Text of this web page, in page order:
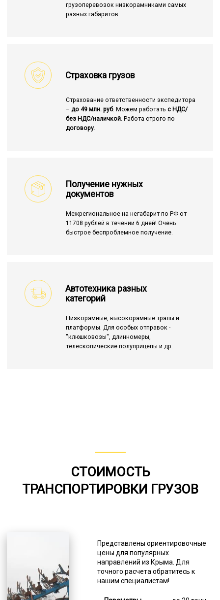
грузоперевозок низкорамниками самых
разных габаритов.
Страховка грузов
Страхование ответственности экспедитора
– до 49 млн. руб. Можем работать с НДС/
без НДС/наличкой. Работа строго по
договору.
Получение нужных
документов
Межрегиональное на негабарит по РФ от
11708 рублей в течении 6 дней! Очень
быстрое беспроблемное получение.
Автотехника разных
категорий
Низкорамные, высокорамные тралы и
платформы. Для особых отправок -
"клюшковозы", длинномеры,
телескопические полуприцепы и др.
СТОИМОСТЬ
ТРАНСПОРТИРОВКИ ГРУЗОВ
Представлены ориентировочные
цены для популярных
направлений из Крыма. Для
точного расчета обратитесь к
нашим специалистам!